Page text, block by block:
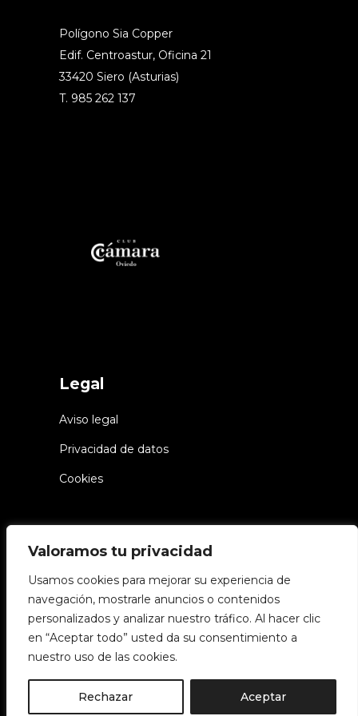
Valoramos tu privacidad
Usamos cookies para mejorar su experiencia de
navegación, mostrarle anuncios o contenidos
personalizados y analizar nuestro tráfico. Al hacer clic
en “Aceptar todo” usted da su consentimiento a
nuestro uso de las cookies.
Rechazar Aceptar
Polígono Sia Copper
Edif. Centroastur, Oficina 21
33420 Siero (Asturias)
T. 985 262 137
Legal
Aviso legal
Privacidad de datos
Cookies
© Chiwake – Todos los derechos
reservados
Síguenos